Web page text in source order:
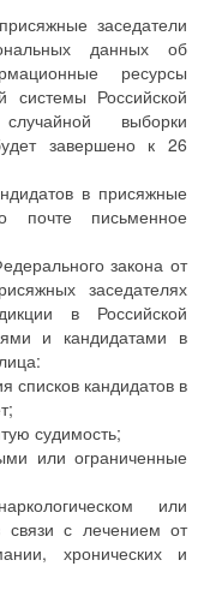
заседатели
данных об
ресурсы
системы Российской
выборки
завершено к 26
в присяжные
почте письменное
закона от
заседателях
в Российской
и кандидатами в
списков кандидатов в
судимость;
или ограниченные
или
связи с лечением от
хронических и